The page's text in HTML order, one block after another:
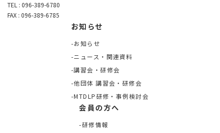
TEL : 096-389-6780
FAX : 096-389-6785
お知らせ
お知らせ
ニュース・関連資料
講習会・研修会
他団体 講習会・研修会
MTDLP研修・事例検討会
会員の方へ
研修情報